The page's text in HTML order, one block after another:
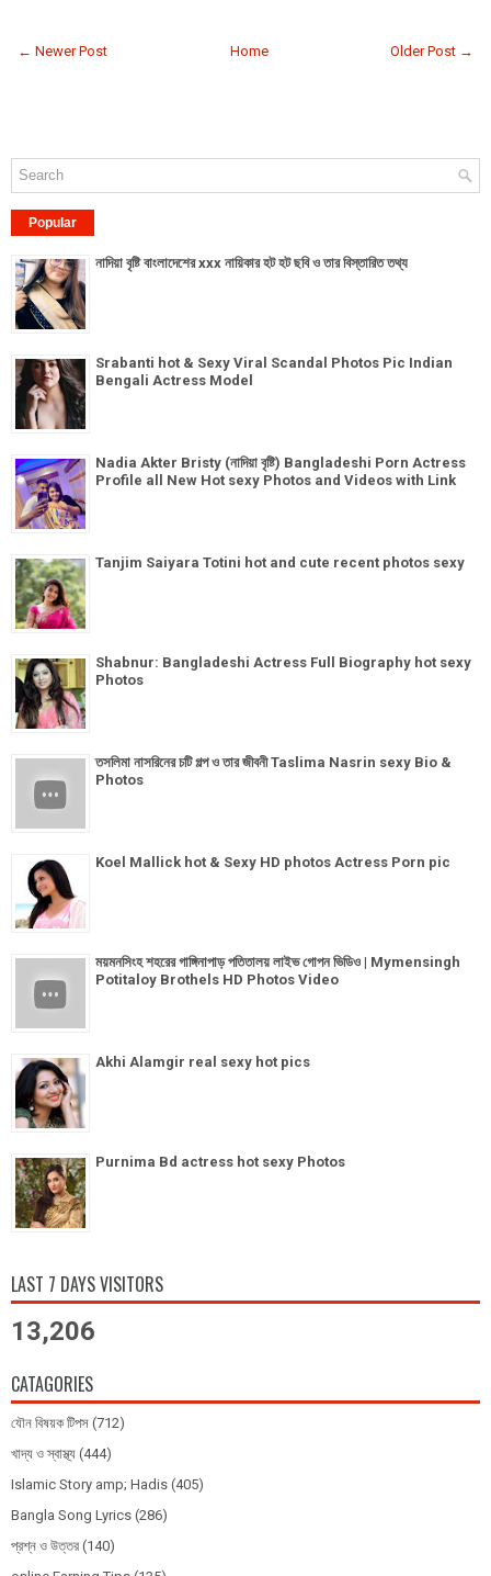
← Newer Post Older Post →
Home
Popular
নাদিয়া বৃষ্টি বাংলাদেশের xxx নায়িকার হট হট ছবি ও তার বিস্তারিত তথ্য
Srabanti hot & Sexy Viral Scandal Photos Pic Indian
Bengali Actress Model
Nadia Akter Bristy (নাদিয়া বৃষ্টি) Bangladeshi Porn Actress
Profile all New Hot sexy Photos and Videos with Link
Tanjim Saiyara Totini hot and cute recent photos sexy
Shabnur: Bangladeshi Actress Full Biography hot sexy
Photos
তসলিমা নাসরিনের চটি গল্প ও তার জীবনী Taslima Nasrin sexy Bio &
Photos
Koel Mallick hot & Sexy HD photos Actress Porn pic
ময়মনসিংহ শহরের গাঙ্গিনাপাড় পতিতালয় লাইভ গোপন ভিডিও | Mymensingh
Potitaloy Brothels HD Photos Video
Akhi Alamgir real sexy hot pics
Purnima Bd actress hot sexy Photos
LAST 7 DAYS VISITORS
13,206
CATAGORIES
যৌন বিষয়ক টিপস (712)
খাদ্য ও স্বাস্থ্য (444)
Islamic Story amp; Hadis (405)
Bangla Song Lyrics (286)
প্রশ্ন ও উত্তর (140)